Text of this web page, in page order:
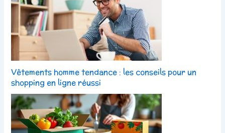
Vêtements homme tendance : les conseils pour un
shopping en ligne réussi